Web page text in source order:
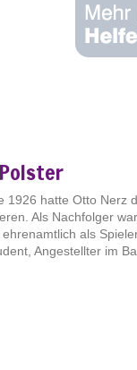
1926 hatte Otto Nerz
Als Nachfolger
als
Angestellter im